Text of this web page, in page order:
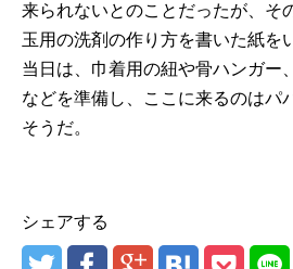
来られないとのことだったが、そ
玉用の洗剤の作り方を書いた紙を
当日は、巾着用の紐や骨ハンガー
などを準備し、ここに来るのはパ
そうだ。
シェアする